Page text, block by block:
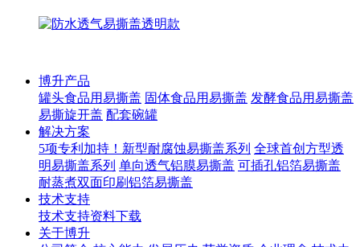
博升产品
罐头食品用易撕盖 固体食品用易撕盖 发酵食品用易撕盖
易撕旋开盖 配套碗罐
解决方案
5项专利加持！新型耐腐蚀易撕盖系列 全球首创方型透
明易撕盖系列 单向透气铝膜易撕盖 可插孔铝箔易撕盖
耐蒸煮双面印刷铝箔易撕盖
技术支持
技术支持资料下载
关于博升